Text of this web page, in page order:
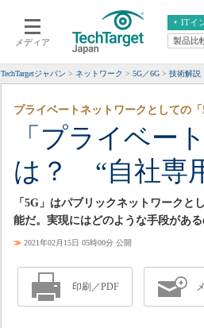
メディア
ITイ
クラウド
スマートモバイル
ネットワーク
システム運用管理
エンタープ
ERP
CX
情報系システ
製品比
TechTargetジャパン ネットワーク 5G／6G 技術解説
「プライベー
は？ “自社専
プライベートネットワークとしての「
「5G」はパブリックネットワーク
能だ。実現にはどのような手段があ
≫ 2021年02月15日 05時00分 公開
印刷／PDF